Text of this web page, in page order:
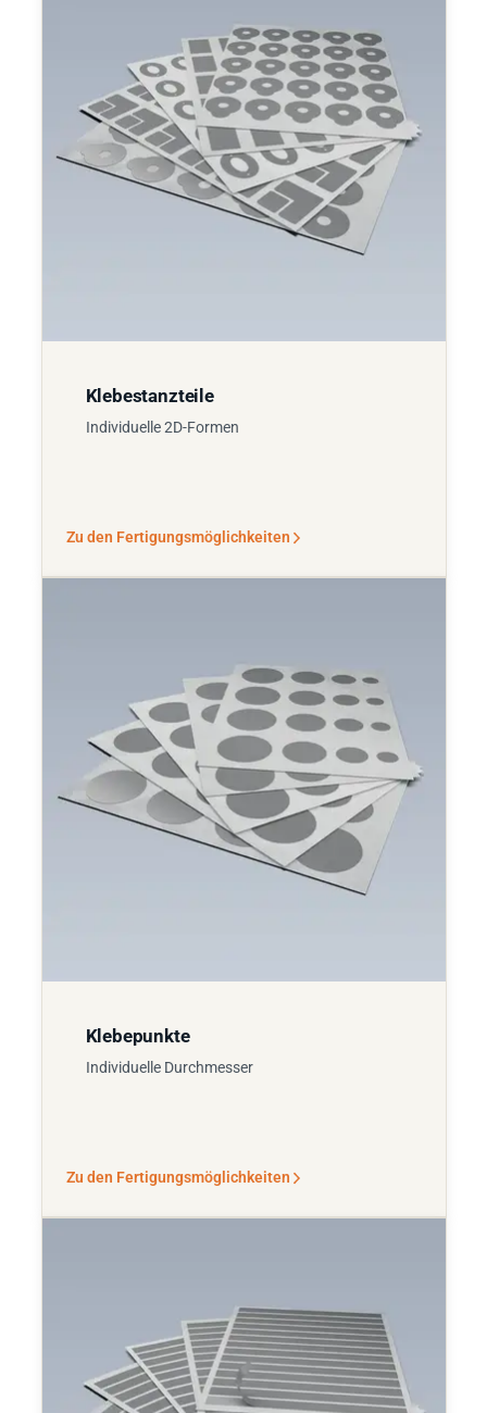
Klebestanzteile
Individuelle 2D-Formen
Zu den Fertigungsmöglichkeiten
Klebepunkte
Individuelle Durchmesser
Zu den Fertigungsmöglichkeiten